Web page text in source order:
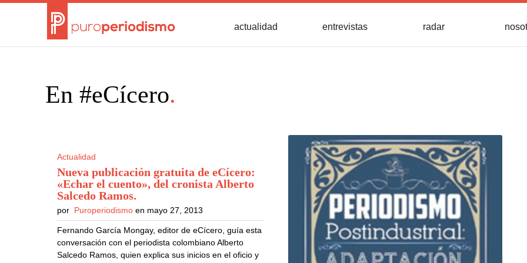
actualidad entrevistas radar
En #eCícero.
Actualidad
Nueva publicación gratuita de eCícero:
«Echar el cuento», del cronista Alberto
Salcedo Ramos.
por Puroperiodismo en mayo 27, 2013
Fernando García Mongay, editor de eCícero, guía esta
conversación con el periodista colombiano Alberto
Salcedo Ramos, quien explica sus inicios en el oficio y